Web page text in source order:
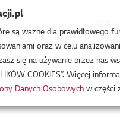
są ważne dla prawidłowego
oraz w celu
się na używanie przez nas
COOKIES”. Więcej
Danych Osobowych w części